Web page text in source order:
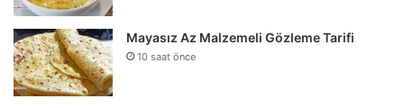
Mayasız Az Malzemeli Gözleme Tarifi
10 saat önce